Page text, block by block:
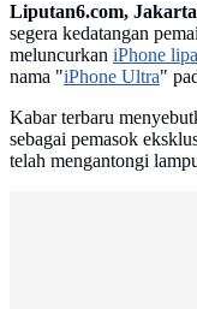
Liputan6.com,
segera kedatangan
meluncurkan iPhone
nama "iPhone Ultra"
Kabar terbaru
sebagai pemasok
telah mengantongi